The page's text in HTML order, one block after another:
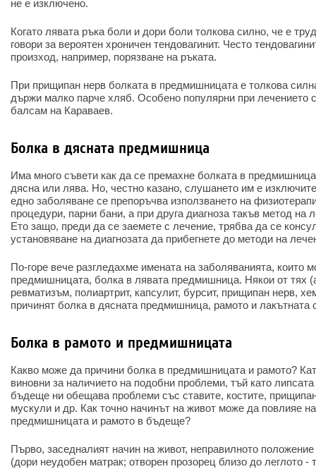
не е изключено.
Когато лявата ръка боли и дори боли толкова силно, че е
говори за вероятен хроничен тендовагинит. Често
произход, например, порязване на ръката.
При прищипан нерв болката в предмишницата е толкова
държи малко парче хляб. Особено популярни при лечението
балсам на Караваев.
Болка в дясната предмишница
Има много съвети как да се премахне болката в
дясна или лява. Но, честно казано, слушането им е
едно заболяване се препоръчва използването на
процедури, парни бани, а при друга диагноза такъв метод на
Ето защо, преди да се заемете с лечение, трябва да се
установяване на диагнозата да прибегнете до методи на
По-горе вече разгледахме имената на заболяванията, които
предмишницата, болка в лявата предмишница. Някои от тях
ревматизъм, полиартрит, капсулит, бурсит, прищипан нерв,
причинят болка в дясната предмишница, рамото и лакътната
Болка в рамото и предмишницата
Какво може да причини болка в предмишницата и рамото?
виновни за наличието на подобни проблеми, тъй като
бъдеще ни обещава проблеми със ставите, костите,
мускули и др. Как точно начинът на живот може да повлияе
предмишницата и рамото в бъдеще?
Първо, заседналият начин на живот, неправилното
(дори неудобен матрак; отворен прозорец близо до леглото -